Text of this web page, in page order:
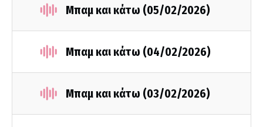
Μπαμ και κάτω (05/02/2026)
Μπαμ και κάτω (04/02/2026)
Μπαμ και κάτω (03/02/2026)